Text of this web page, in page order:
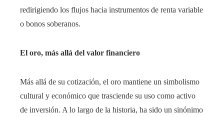
redirigiendo los flujos hacia instrumentos de renta variable
o bonos soberanos.
El oro, más allá del valor financiero
Más allá de su cotización, el oro mantiene un simbolismo
cultural y económico que trasciende su uso como activo
de inversión. A lo largo de la historia, ha sido un sinónimo